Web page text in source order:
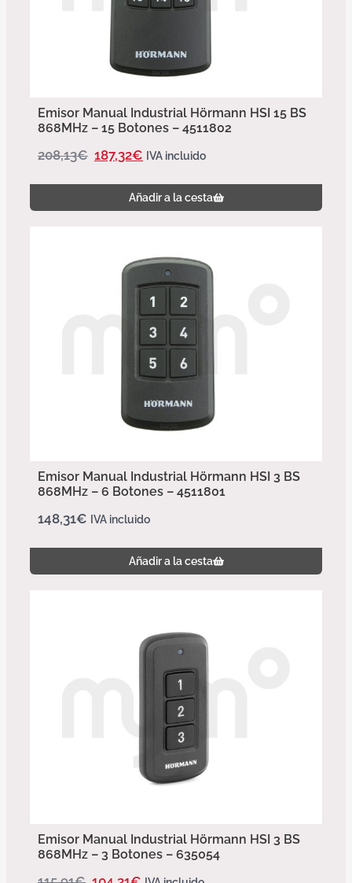
Emisor Manual Industrial Hörmann HSI 15 BS
868MHz – 15 Botones – 4511802
208,13€ 187,32€ IVA incluido
Añadir a la cesta
Emisor Manual Industrial Hörmann HSI 3 BS
868MHz – 6 Botones – 4511801
148,31€ IVA incluido
Añadir a la cesta
Emisor Manual Industrial Hörmann HSI 3 BS
868MHz – 3 Botones – 635054